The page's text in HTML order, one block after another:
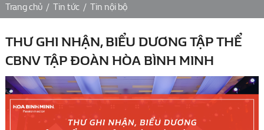
Trang chủ/ Tin tức/ Tin nội bộ
THƯ GHI NHẬN, BIỂU DƯƠNG TẬP THỂ
CBNV TẬP ĐOÀN HÒA BÌNH MINH